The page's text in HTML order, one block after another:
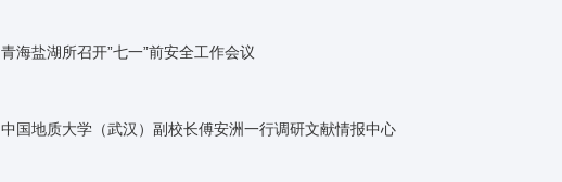
青海盐湖所召开”七一”前安全工作会议
中国地质大学（武汉）副校长傅安洲一行调研文献情报中心